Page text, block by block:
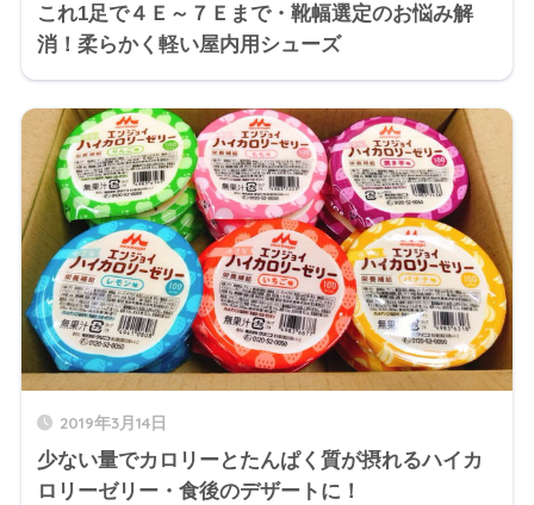
これ1足で４Ｅ～７Ｅまで・靴幅選定のお悩み解
消！柔らかく軽い屋内用シューズ
2019年3月14日
少ない量でカロリーとたんぱく質が摂れるハイカ
ロリーゼリー・食後のデザートに！